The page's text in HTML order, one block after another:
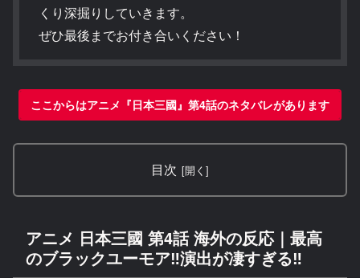
くり深掘りしていきます。
ぜひ最後までお付き合いください！
ここからはアニメ『日本三國』第4話のネタバレがあります
目次
アニメ 日本三國 第4話 海外の反応｜最高
のブラックユーモア‼演出が凄すぎる‼